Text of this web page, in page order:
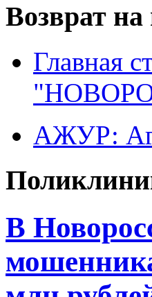
Возврат
Главная
АЖУР:
В